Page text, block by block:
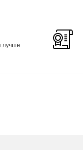
лучше